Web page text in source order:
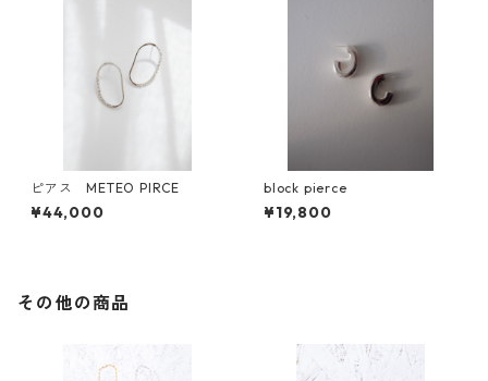
ピアス METEO PIRCE
¥44,000
block pierce
¥19,800
その他の商品